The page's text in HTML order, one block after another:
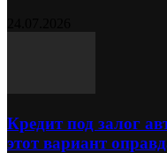
Кредит под залог
этот вариант